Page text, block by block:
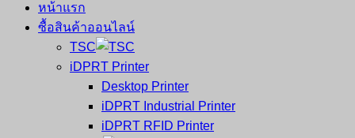
จำหน่าย
คอมพิวเตอร์
หน้าแรก
ซื้อสินค้าออนไลน์
TSC
iDPRT Printer
Desktop Printer
iDPRT Industrial Printer
iDPRT RFID Printer